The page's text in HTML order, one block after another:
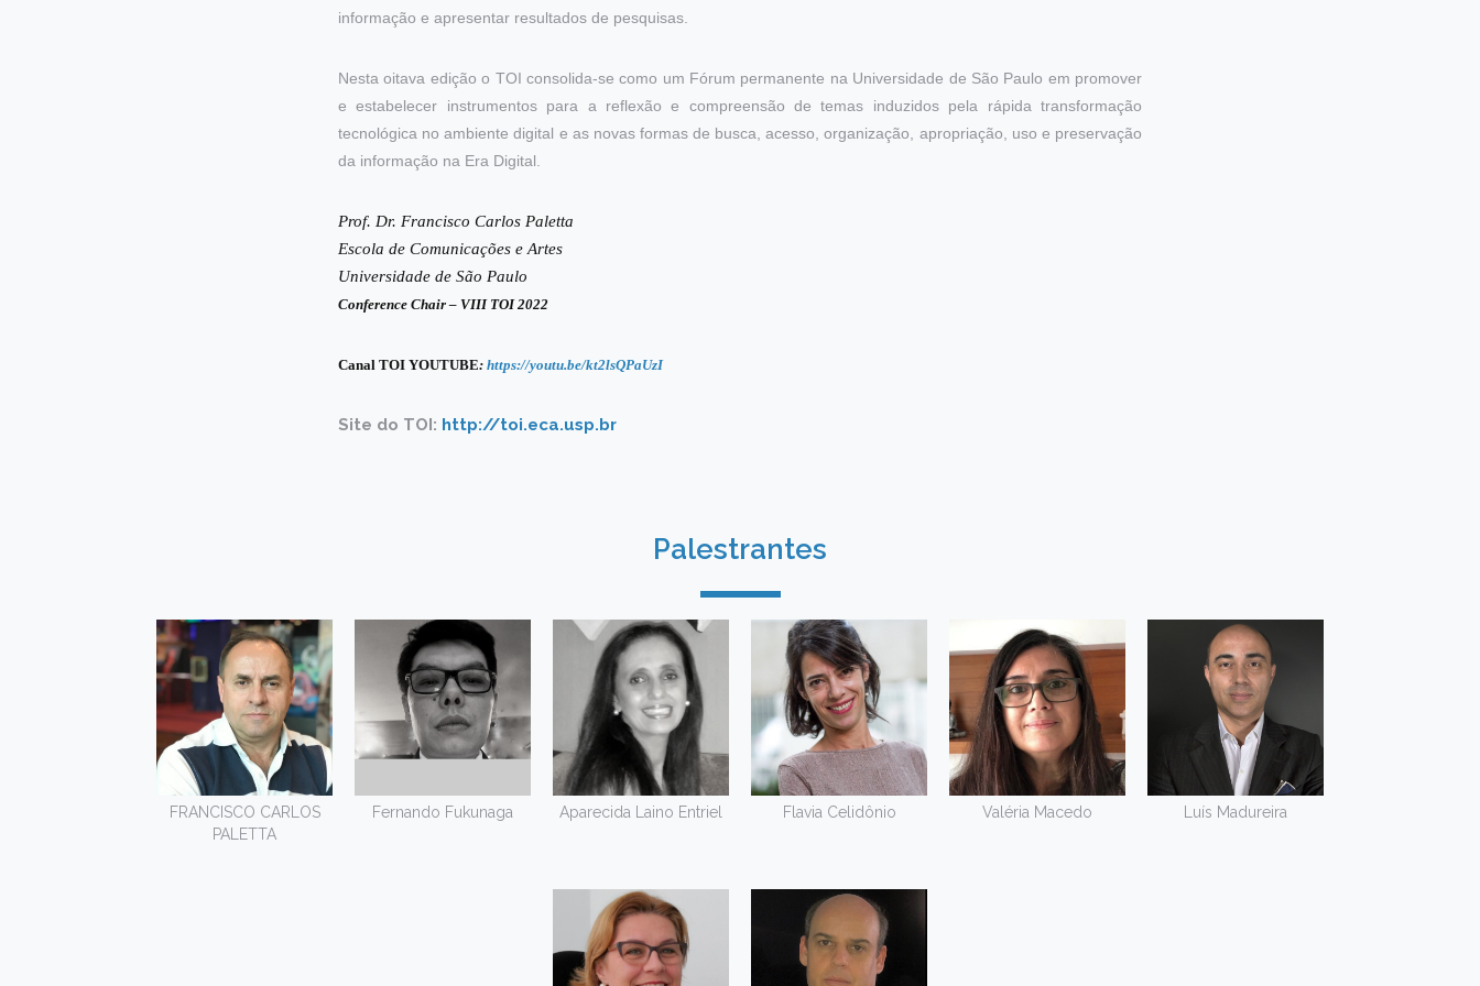
informação e apresentar resultados de pesquisas.
Nesta oitava edição o TOI consolida-se como um Fórum permanente na Universidade de São Paulo em promover
e estabelecer instrumentos para a reflexão e compreensão de temas induzidos pela rápida transformação
tecnológica no ambiente digital e as novas formas de busca, acesso, organização, apropriação, uso e preservação
da informação na Era Digital.
Prof. Dr. Francisco Carlos Paletta
Escola de Comunicações e Artes
Universidade de São Paulo
Conference Chair – VIII TOI 2022
Canal TOI YOUTUBE: https://youtu.be/kt2lsQPaUzI
Site do TOI: http://toi.eca.usp.br
Palestrantes
FRANCISCO CARLOS
PALETTA
Fernando Fukunaga Aparecida Laino Entriel Flavia Celidônio Valéria Macedo Luís Madureira